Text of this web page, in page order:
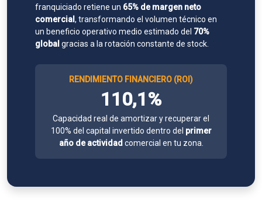
franquiciado retiene un 65% de margen neto
comercial , transformando el volumen técnico en
un beneficio operativo medio estimado del 70%
global gracias a la rotación constante de stock.
RENDIMIENTO FINANCIERO (ROI)
110,1%
Capacidad real de amortizar y recuperar el
100% del capital invertido dentro del primer
año de actividad comercial en tu zona.